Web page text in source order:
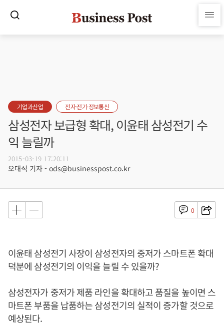
기업과산업 전자·전기·정보통신
삼성전자 보급형 확대, 이윤태 삼성전기 수
익 늘릴까
2015-03-19 17:20:11
오대석 기자 - ods@businesspost.co.kr
0
이윤태 삼성전기 사장이 삼성전자의 중저가 스마트폰 확대
덕분에 삼성전기의 이익을 늘릴 수 있을까?
삼성전자가 중저가 제품 라인을 확대하고 품질을 높이면 스
마트폰 부품을 납품하는 삼성전기의 실적이 증가할 것으로
예상된다.